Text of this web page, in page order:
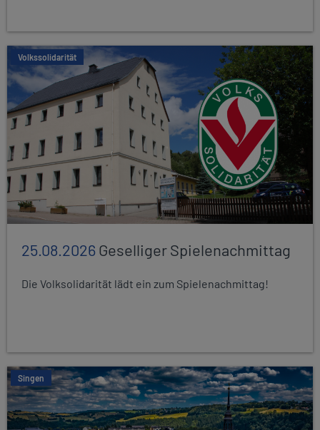
Volkssolidarität
25.08.2026Geselliger Spielenachmittag
Die Volksolidarität lädt ein zum Spielenachmittag!
Singen